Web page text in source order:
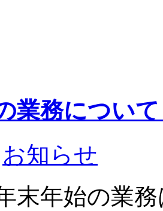
業務につい
お知らせ
末年始の業